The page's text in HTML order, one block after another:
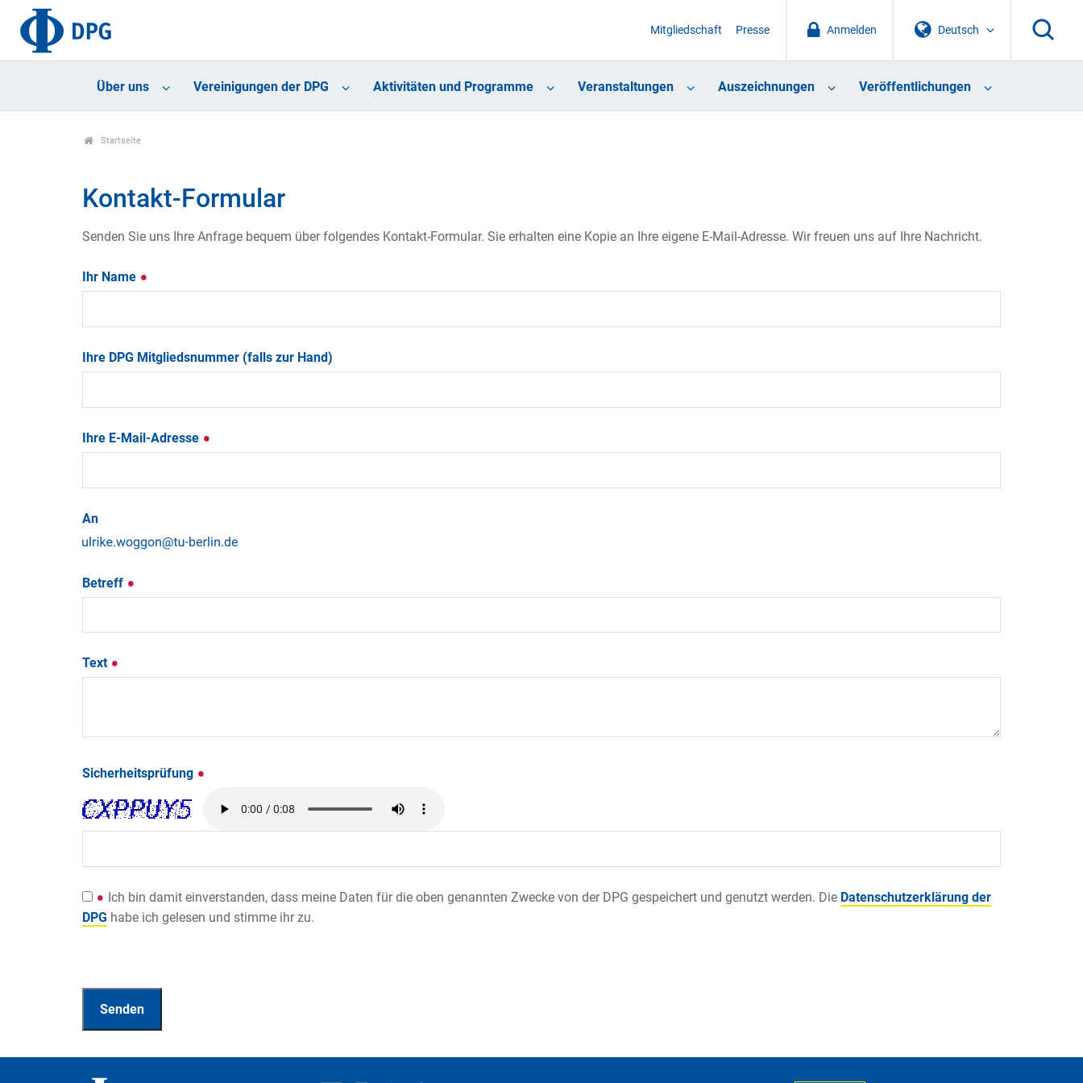
Deutsch
Anmelden
Mitgliedschaft Presse
Über uns Vereinigungen der DPG Aktivitäten und Programme Veranstaltungen Auszeichnungen Veröffentlichungen
Startseite
Kontakt-Formular
Senden Sie uns Ihre Anfrage bequem über folgendes Kontakt-Formular. Sie erhalten eine Kopie an Ihre eigene E-Mail-Adresse. Wir freuen uns auf Ihre Nachricht.
Ihr Name
Ihre DPG Mitgliedsnummer (falls zur Hand)
Ihre E-Mail-Adresse
An
Betreff
Text
Sicherheitsprüfung
Ich bin damit einverstanden, dass meine Daten für die oben genannten Zwecke von der DPG gespeichert und genutzt werden. Die Datenschutzerklärung der
DPG habe ich gelesen und stimme ihr zu.